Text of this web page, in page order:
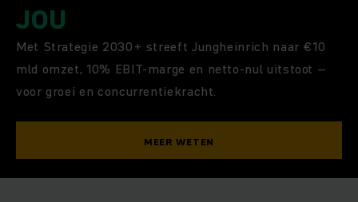
JOU
Met Strategie 2030+ streeft Jungheinrich naar €10
mld omzet, 10% EBIT-marge en netto-nul uitstoot –
voor groei en concurrentiekracht.
MEER WETEN